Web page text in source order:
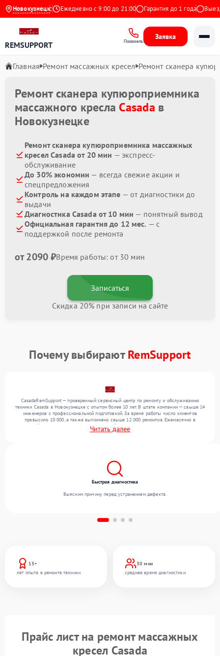
Новокузнецк
4.9 на Яндекс Ежедневно с 9:00 до 21:00 Гарантия до 1 года Выезд
REMSUPPORT Позвонить
Заявка
Главная Ремонт массажных кресел Ремонт сканера
Ремонт сканера купюроприемника
массажного кресла Casada в
Новокузнецке
Ремонт сканера купюроприемника массажных
кресел Casada от 20 мин — экспресс-
обслуживание
До 30% экономии — всегда свежие акции и
спецпредложения
Контроль на каждом этапе — от диагностики до
выдачи
Диагностика Casada от 10 мин — понятный вывод
Официальная гарантия до 12 мес. — с
поддержкой после ремонта
от 2090 ₽Время работы: от 30 мин
Записаться
Скидка 20% при записи на сайте
Почему выбираютRemSupport
CasadaRemSupport — проверенный сервисный центр по ремонту и обслуживанию
техники Casada в Новокузнецке с опытом более 10 лет. В штате компании — свыше 14
инженеров с профессиональной подготовкой. За время работы число клиентов
превысило 10 000, а также выполнено свыше 12 000 ремонтов. Ежемесячно в
сервисный центр поступает более 300 устройств, включая , , . Мы устраняем поломки
любой сложности и предлагаем стабильный уровень сервиса благодаря
Читать далее
13+
лет опыта в ремонте техники
30 мин
среднее время диагностики
Быстрая диагностика
Выясним причину перед устранением дефекта.
Прайс лист на ремонт массажных
кресел Casada